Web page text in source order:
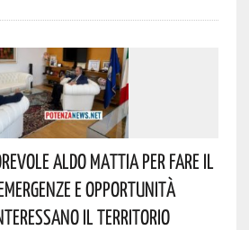
Aldo Mattia Per Fare Il
E Opportunità
Il Territorio